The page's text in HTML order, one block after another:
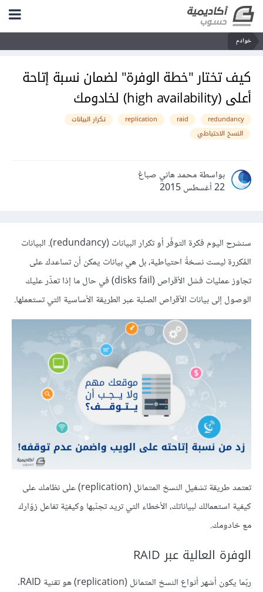
خوادم
كيف تختار "خطة الوفرة" لضمان نسبة إتاحة
أعلى (high availability) لخادومك
redundancy
raid
replication
تكرار البيانات
النسخ الاحتياطي
بواسطة محمد هاني صباغ
22 أغسطس 2015
سنشرح اليوم فكرة التوفّر أو تكرار البيانات (redundancy). البيانات
المُكررة ليست نسخةً احتياطية، بل هي بيانات يمكن أن تساعدك على
تجاوز عمليات فشل الأقراص (disks fail) في حال ما إذا تعذّر عليك
الوصول إلى بيانات الأقراص الصلبة عبر الطريقة الأساسية التي تستعملها.
تعتمد طريقة تشغيل النسخ المتماثل (replication) على نظامك على
كيفية استعمالك لبياناتك، الأخطاء التي تريد تجنّبها وكيفيّة تفاعل زوّارك
مع خادومك.
الوفرة العالية عبر RAID
ربّما يكون أشهر أنواع النسخ المتماثل (replication) هو تقنية RAID.